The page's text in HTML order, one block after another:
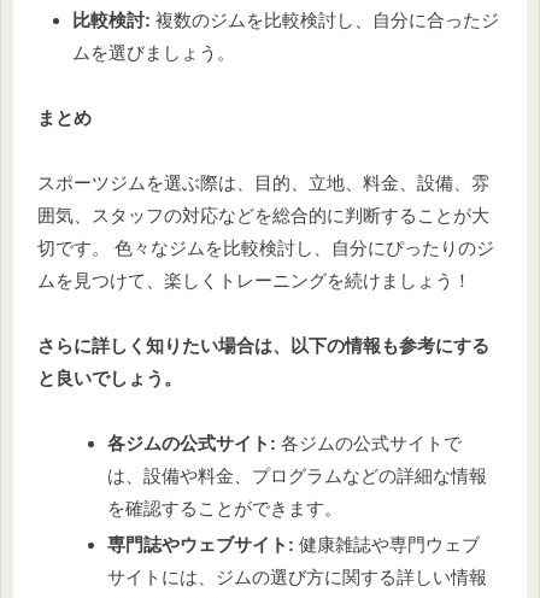
比較検討: 複数のジムを比較検討し、自分に合ったジ
ムを選びましょう。
まとめ
スポーツジムを選ぶ際は、目的、立地、料金、設備、雰
囲気、スタッフの対応などを総合的に判断することが大
切です。 色々なジムを比較検討し、自分にぴったりのジ
ムを見つけて、楽しくトレーニングを続けましょう！
さらに詳しく知りたい場合は、以下の情報も参考にする
と良いでしょう。
各ジムの公式サイト: 各ジムの公式サイトで
は、設備や料金、プログラムなどの詳細な情報
を確認することができます。
専門誌やウェブサイト: 健康雑誌や専門ウェブ
サイトには、ジムの選び方に関する詳しい情報